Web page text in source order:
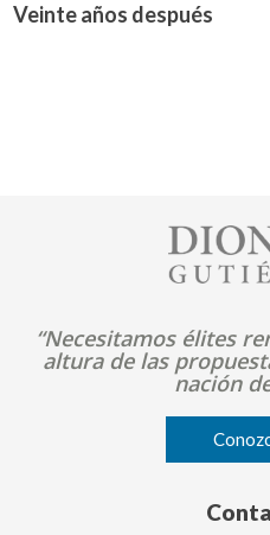
Veinte años después
“Necesitamos élites
altura de las
nación